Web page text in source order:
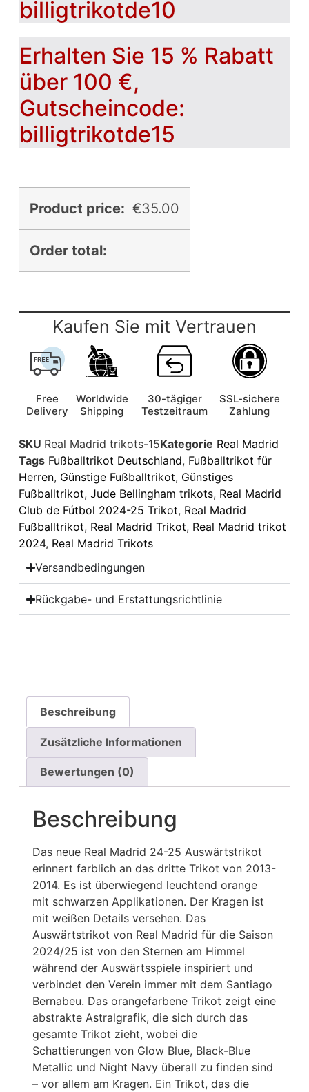
billigtrikotde10
Erhalten Sie 15 % Rabatt
über 100 €,
Gutscheincode:
billigtrikotde15
Product price: €35.00
Order total:
Kaufen Sie mit Vertrauen
Free
Delivery
Worldwide
Shipping
30-tägiger
Testzeitraum
SSL-sichere
Zahlung
SKU Real Madrid trikots-15Kategorie Real Madrid
Tags Fußballtrikot Deutschland, Fußballtrikot für
Herren, Günstige Fußballtrikot, Günstiges
Fußballtrikot, Jude Bellingham trikots, Real Madrid
Club de Fútbol 2024-25 Trikot, Real Madrid
Fußballtrikot, Real Madrid Trikot, Real Madrid trikot
2024, Real Madrid Trikots
Versandbedingungen
Rückgabe- und Erstattungsrichtlinie
Beschreibung
Zusätzliche Informationen
Bewertungen (0)
Beschreibung
Das neue Real Madrid 24-25 Auswärtstrikot
erinnert farblich an das dritte Trikot von 2013-
2014. Es ist überwiegend leuchtend orange
mit schwarzen Applikationen. Der Kragen ist
mit weißen Details versehen. Das
Auswärtstrikot von Real Madrid für die Saison
2024/25 ist von den Sternen am Himmel
während der Auswärtsspiele inspiriert und
verbindet den Verein immer mit dem Santiago
Bernabeu. Das orangefarbene Trikot zeigt eine
abstrakte Astralgrafik, die sich durch das
gesamte Trikot zieht, wobei die
Schattierungen von Glow Blue, Black-Blue
Metallic und Night Navy überall zu finden sind
– vor allem am Kragen. Ein Trikot, das die